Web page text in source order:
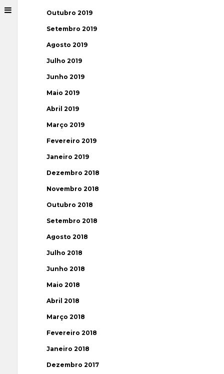
Outubro 2019
Setembro 2019
Agosto 2019
Julho 2019
Junho 2019
Maio 2019
Abril 2019
Março 2019
Fevereiro 2019
Janeiro 2019
Dezembro 2018
Novembro 2018
Outubro 2018
Setembro 2018
Agosto 2018
Julho 2018
Junho 2018
Maio 2018
Abril 2018
Março 2018
Fevereiro 2018
Janeiro 2018
Dezembro 2017